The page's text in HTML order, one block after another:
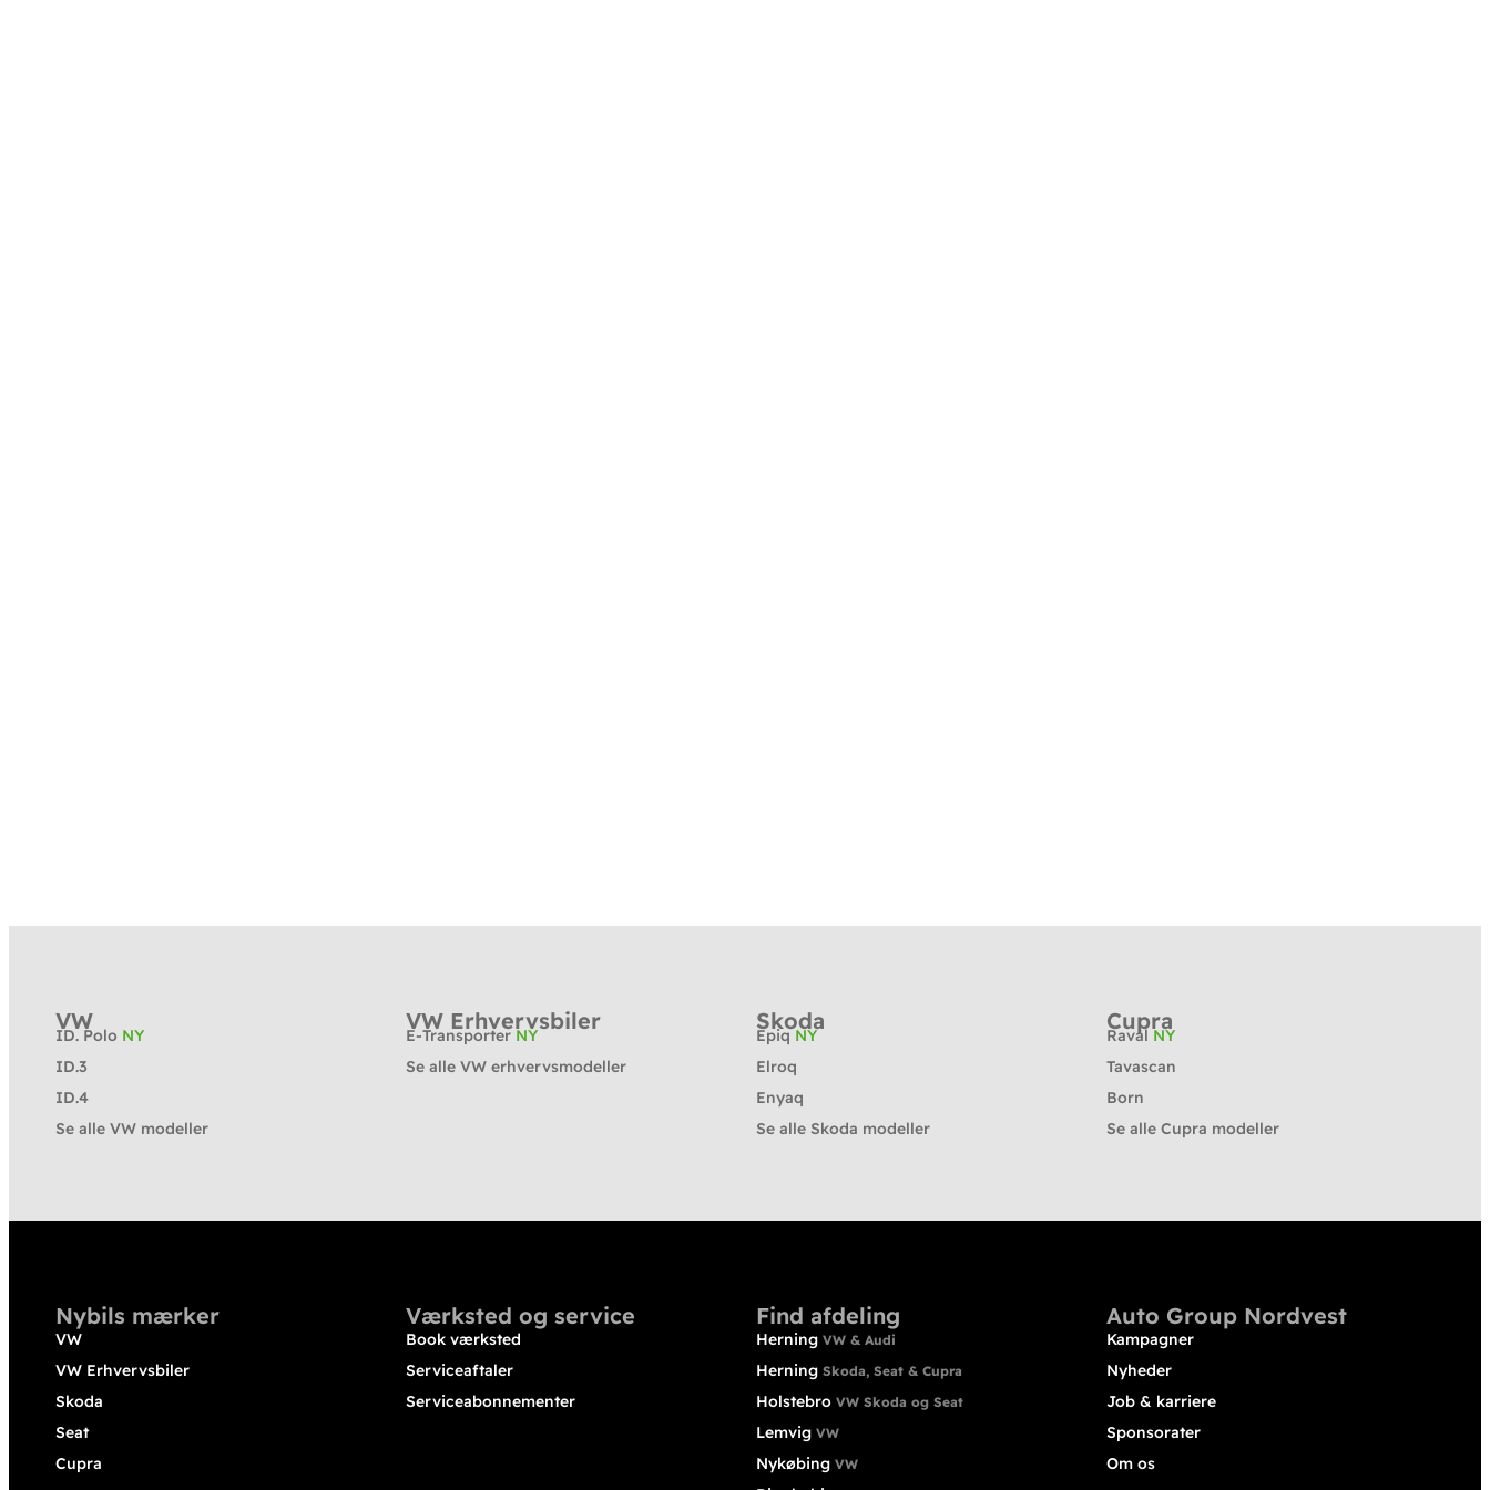
VW
ID. Polo NY
ID.3
ID.4
Se alle VW modeller
VW Erhvervsbiler
E-TransporterNY
Se alle VW erhvervsmodeller
Skoda
EpiqNY
Elroq
Enyaq
Se alle Skoda modeller
Cupra
RavalNY
Tavascan
Born
Se alle Cupra modeller
Nybils mærker
VW
VW Erhvervsbiler
Skoda
Seat
Cupra
Værksted og service
Book værksted
Serviceaftaler
Serviceabonnementer
Find afdeling
Herning VW & Audi
Herning Skoda, Seat & Cupra
Holstebro VW Skoda og Seat
Lemvig VW
Nykøbing VW
Auto Group Nordvest
Kampagner
Nyheder
Job & karriere
Sponsorater
Om os